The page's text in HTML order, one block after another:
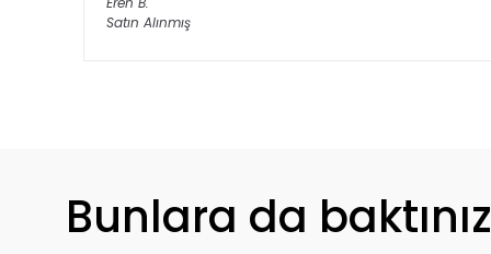
Satın Alınmış
Bunlara da